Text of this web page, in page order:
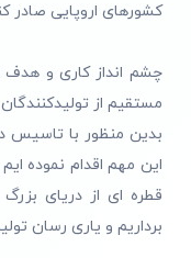
کشورهای اروپایی صادر
چشم انداز کاری و هدف
مستقیم از
بدین منظور با تاسیس
این مهم اقدام نموده ایم
قطره ای از دریای
برداریم و یاری رسان